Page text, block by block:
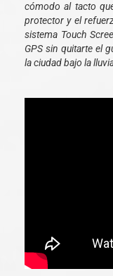
cómodo al tacto
protector y el
sistema Touch
GPS sin quitarte el
la ciudad bajo la